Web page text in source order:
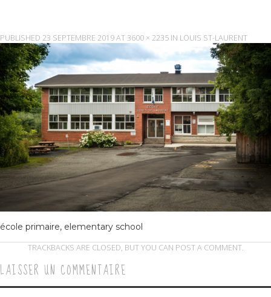
PUBLISHED 23 SEPTEMBRE 2019AT3600 × 2235 IN LOUIS ST-LAURENT
école primaire, elementary school
TRACKBACKS ARE CLOSED, BUT YOU CAN POST A COMMENT.
LAISSER UN COMMENTAIRE